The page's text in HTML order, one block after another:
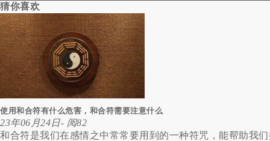
猜你喜欢
使用和合符有什么危害，和合符需要注意什么
23年06月24日- 阅82
和合符是我们在感情之中常常要用到的一种符咒，能帮助我